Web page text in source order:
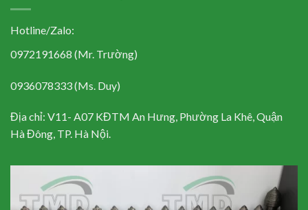
Hotline/Zalo:
0972191668 (Mr. Trường)
0936078333 (Ms. Duy)
Địa chỉ: V11- A07 KĐTM An Hưng, Phường La Khê, Quận
Hà Đông, TP. Hà Nội.